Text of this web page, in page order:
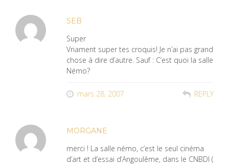
SEB
Super
Vriament super tes croquis! Je n’ai pas grand
chose à dire d’autre. Sauf : C’est quoi la salle
Némo?
mars 28, 2007 REPLY
MORGANE
merci ! La salle némo, c’est le seul cinéma
d’art et d’essai d’Angoulême, dans le CNBDI (